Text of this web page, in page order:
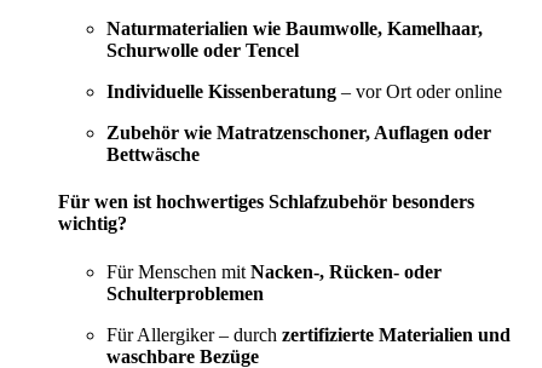
Naturmaterialien wie Baumwolle, Kamelhaar,
Schurwolle oder Tencel
Individuelle Kissenberatung – vor Ort oder online
Zubehör wie Matratzenschoner, Auflagen oder
Bettwäsche
Für wen ist hochwertiges Schlafzubehör besonders
wichtig?
Für Menschen mit Nacken-, Rücken- oder
Schulterproblemen
Für Allergiker – durch zertifizierte Materialien und
waschbare Bezüge